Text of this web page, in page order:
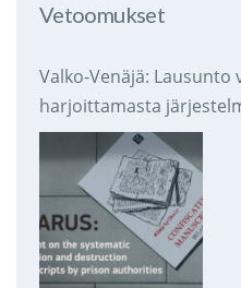
Vetoomukset
Valko-Venäjä:
harjoittamasta
takavarikoinnista ja